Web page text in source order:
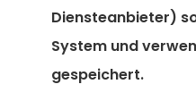
Diensteanbieter)
System und
gespeichert.